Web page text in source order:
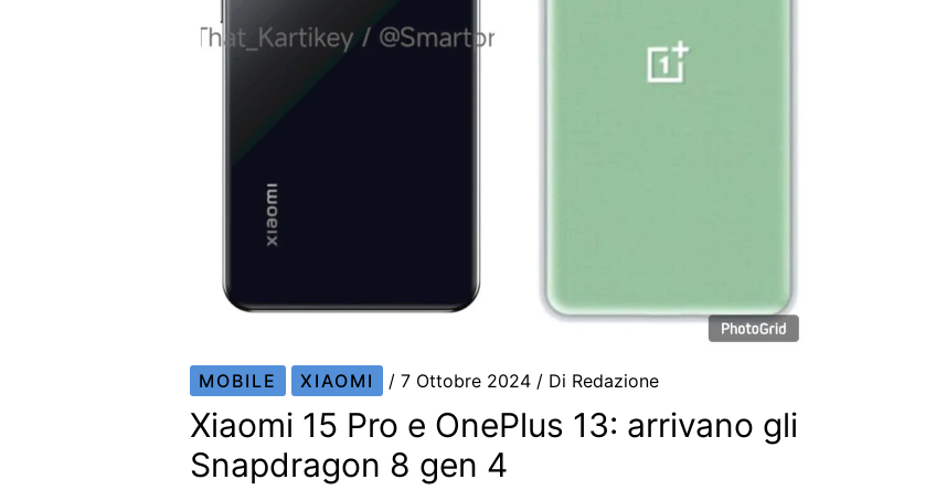
MOBILE XIAOMI /7 Ottobre 2024 / Di Redazione
Xiaomi 15 Pro e OnePlus 13: arrivano gli
Snapdragon 8 gen 4